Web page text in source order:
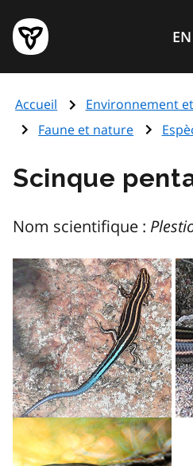
au
contenu
principal
Page
d'accueil
de
l'Ontario
EN
Accueil
Environnement
Faune et nature
Scinque
Nom scientifique :